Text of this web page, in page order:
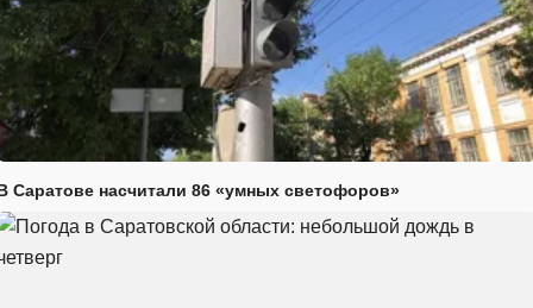
Саратове насчитали 86 «умных светофоров»